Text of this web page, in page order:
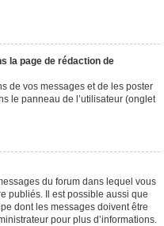
la page de rédaction de
de vos messages et de les poster
le panneau de l’utilisateur (onglet
du forum dans lequel vous
publiés. Il est possible aussi que
dont les messages doivent être
pour plus d’informations.